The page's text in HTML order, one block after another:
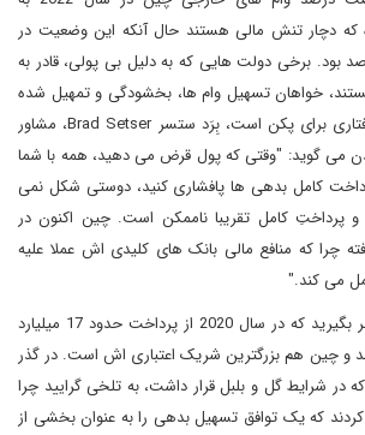
دچار تنش مالی هستند حال آنکه این وضعیت در
درصد بود. برخی دولت هایی که به دلیل بی پولی، قادر به
خواهان تسهیل وام ها، بخشودگی و تمهیل شده
اند. این وضعیت یک گرفتاری برای پکن است، بِرَد ستسر Brad Setser، مشاور
می گوید: "وقتی که پول قرض می دهید، همه با شما
کامل بدهی ها پافشاری کنید، دوستی شکل نمی
و پرداختِ کامل تقریبا ناممکن است. چین اکنون در
چرا که منافع مالی بانک های کلیدی اش عملا علیه
می کند."
برای مثال زامبیا را در نظر بگیرید که در سال 2020 از پرداخت حدود 17 میلیارد
و چین هم بزرگترین شریک اعتباری اش است. در گذر
در شرایط گل و بلبل قرار داشت، به تلخی گرایید چرا
کردند که یک توافق تسهیل بدهی را به عنوان بخشی از